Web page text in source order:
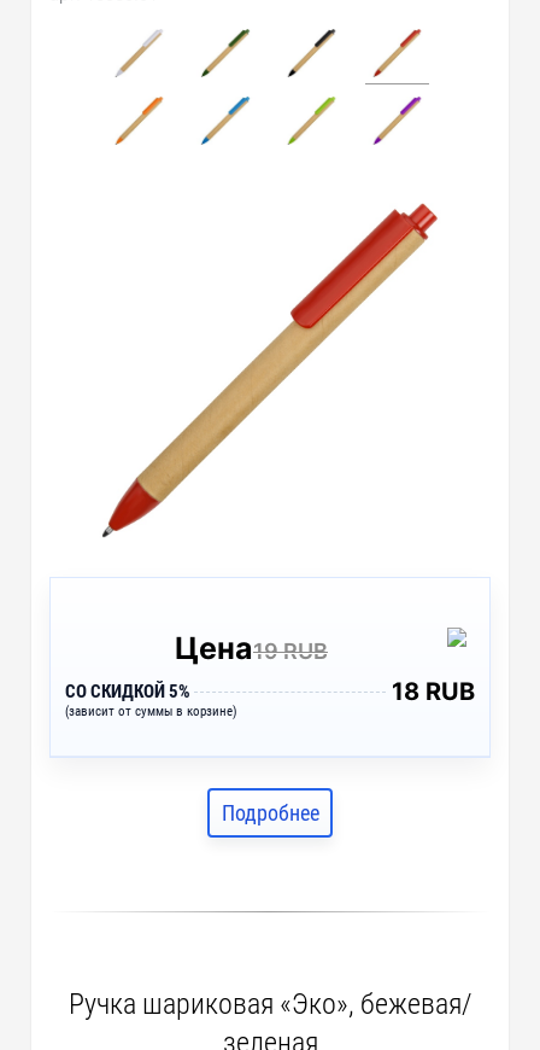
Цена19 RUB
СО СКИДКОЙ 5%
(зависит от суммы в корзине)
18 RUB
Подробнее
Ручка шариковая «Эко», бежевая/
зеленая